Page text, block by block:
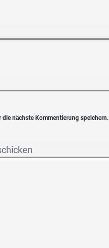
nächste Kommentierung speichern.